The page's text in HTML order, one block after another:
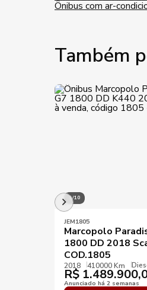
Ônibus com ar-
Também
1/10
JEM1805
Marcopolo
1800 DD 2018
COD.1805
2018 410000 Km
R$
Anunciado há 2 semanas